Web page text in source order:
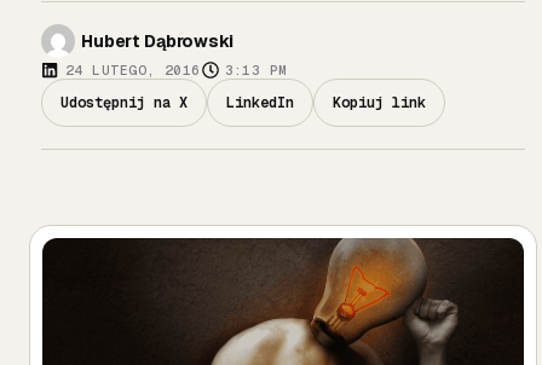
Hubert Dąbrowski
24 LUTEGO, 2016 3:13 PM
Udostępnij na X LinkedIn Kopiuj link